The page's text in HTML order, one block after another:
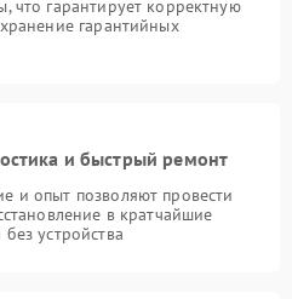
что гарантирует корректную
гарантийных
и быстрый ремонт
и опыт позволяют провести
в кратчайшие
устройства